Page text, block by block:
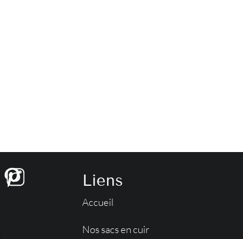
Liens
Accueil
Nos sacs en cuir